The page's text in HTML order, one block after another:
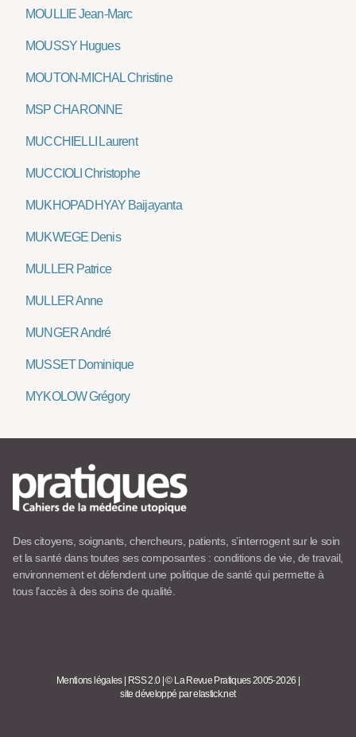
MOULLIE Jean-Marc
MOUSSY Hugues
MOUTON-MICHAL Christine
MSP CHARONNE
MUCCHIELLI Laurent
MUCCIOLI Christophe
MUKHOPADHYAY Baijayanta
MUKWEGE Denis
MULLER Patrice
MULLER Anne
MUNGER André
MUSSET Dominique
MYKOLOW Grégory
Des citoyens, soignants, chercheurs, patients, s’interrogent sur le soin
et la santé dans toutes ses composantes : conditions de vie, de travail,
environnement et défendent une politique de santé qui permette à
tous l’accès à des soins de qualité.
Mentions légales RSS 2.0 |© La Revue Pratiques 2005-2026
site développé par elastick.net